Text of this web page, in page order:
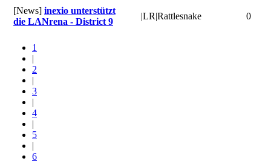
[News] inexio unterstützt
die LANrena - District 9
|LR|Rattlesnake 0
1
|
2
|
3
|
4
|
5
|
6